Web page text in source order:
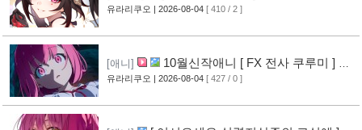
어 공개
[5]
유라리쿠오 | 2026-08-04 [ 410 / 2 ]
[애니]
10월신작애니 [ FX 전사 쿠루미 ] PV
영상 공개
[6]
유라리쿠오 | 2026-08-04 [ 427 / 0 ]